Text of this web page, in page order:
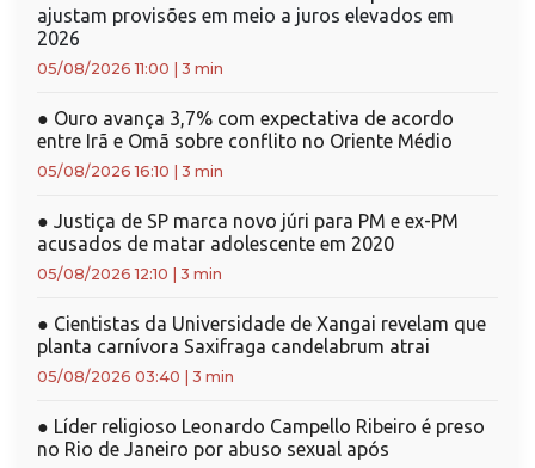
ajustam provisões em meio a juros elevados em
2026
05/08/2026 11:00 | 3 min
● Ouro avança 3,7% com expectativa de acordo
entre Irã e Omã sobre conflito no Oriente Médio
05/08/2026 16:10 | 3 min
● Justiça de SP marca novo júri para PM e ex-PM
acusados de matar adolescente em 2020
05/08/2026 12:10 | 3 min
● Cientistas da Universidade de Xangai revelam que
planta carnívora Saxifraga candelabrum atrai
05/08/2026 03:40 | 3 min
● Líder religioso Leonardo Campello Ribeiro é preso
no Rio de Janeiro por abuso sexual após